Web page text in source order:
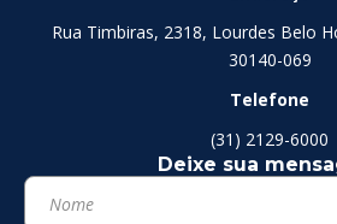
Rua Timbiras, 2318, Lourdes Belo
30140-069
Telefone
(31) 2129-6000
Deixe sua